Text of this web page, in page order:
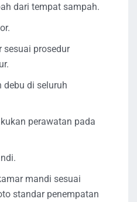
dari tempat sampah.
sesuai prosedur
debu di seluruh
perawatan pada
mandi sesuai
standar penempatan